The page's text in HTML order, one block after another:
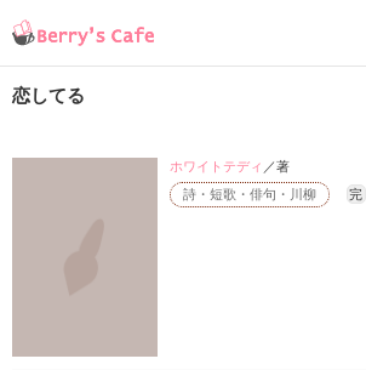
恋してる
詩・短歌・俳句・川柳 完
ホワイトテディ ／著